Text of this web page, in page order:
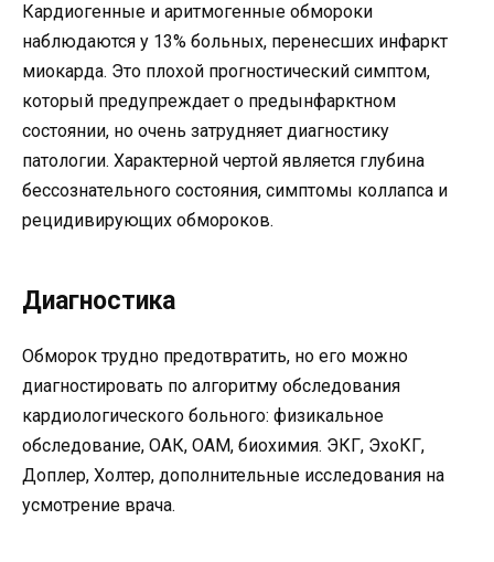
Кардиогенные и аритмогенные обмороки
наблюдаются у 13% больных, перенесших инфаркт
миокарда. Это плохой прогностический симптом,
который предупреждает о предынфарктном
состоянии, но очень затрудняет диагностику
патологии. Характерной чертой является глубина
бессознательного состояния, симптомы коллапса и
рецидивирующих обмороков.
Диагностика
Обморок трудно предотвратить, но его можно
диагностировать по алгоритму обследования
кардиологического больного: физикальное
обследование, ОАК, ОАМ, биохимия. ЭКГ, ЭхоКГ,
Доплер, Холтер, дополнительные исследования на
усмотрение врача.